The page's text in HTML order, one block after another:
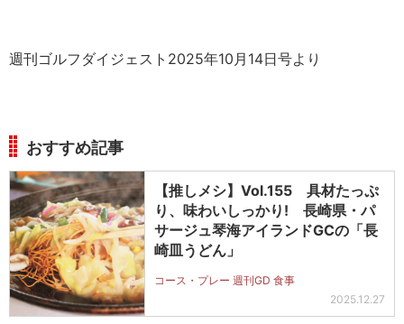
週刊ゴルフダイジェスト2025年10月14日号より
おすすめ記事
【推しメシ】Vol.155 具材たっぷ
り、味わいしっかり! 長崎県・パ
サージュ琴海アイランドGCの「長
崎皿うどん」
コース・プレー 週刊GD 食事
2025.12.27